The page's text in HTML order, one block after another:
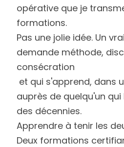
opérative que je
formations.
Pas une jolie idée. Un
demande méthode,
consécration
auprès de quelqu'un
des décennies.
Apprendre à tenir les
Deux formations